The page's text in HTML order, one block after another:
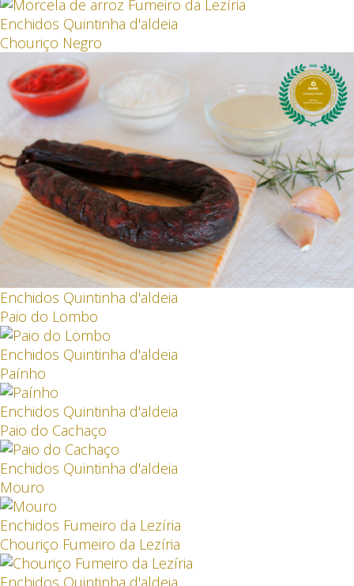
Enchidos Quintinha d'aldeia
Chouriço Negro
Enchidos Quintinha d'aldeia
Paio do Lombo
Enchidos Quintinha d'aldeia
Paínho
Enchidos Quintinha d'aldeia
Paio do Cachaço
Enchidos Quintinha d'aldeia
Mouro
Enchidos Fumeiro da Lezíria
Chouriço Fumeiro da Lezíria